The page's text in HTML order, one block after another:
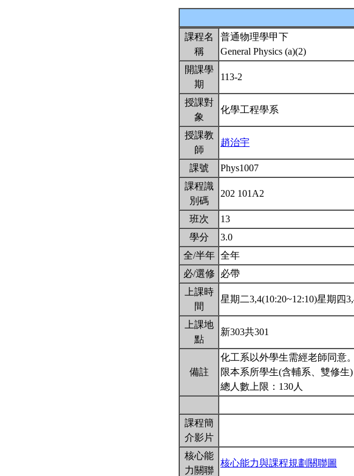
課程名
稱
普通物理學甲下
General Physics (a)(2)
開課學
期
113-2
授課對
象
化學工程學系
授課教
師
趙治宇
課號
Phys1007
課程識
別碼
202 101A2
班次
13
學分
3.0
全/半年 全年
必/選修
必帶
上課時
間
星期二3,4(10:20~12:10)星期四
上課地
點
新303共301
備註
化工系以外學生需經老師同意
限本系所學生(含輔系、雙修生)
總人數上限：130人
課程簡
介影片
核心能
力關聯
核心能力與課程規劃關聯圖